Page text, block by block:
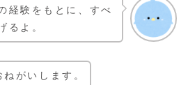
経験をもとに、すべ
るよ。
ねがいします。